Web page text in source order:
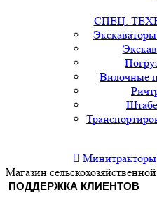
СПЕЦ.
Вилочные
Минитракторы
Магазин
ПОДДЕРЖКА КЛИЕНТОВ